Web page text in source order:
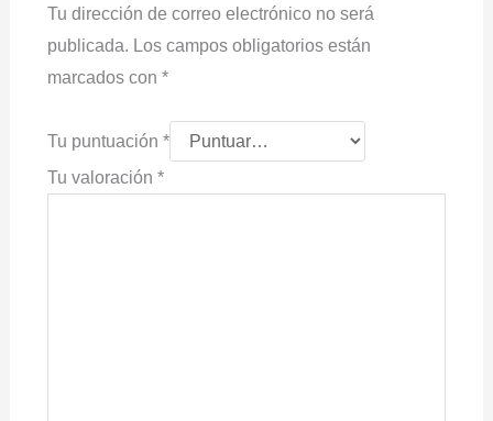
Tu dirección de correo electrónico no será
publicada. Los campos obligatorios están
marcados con *
Tu puntuación *
Tu valoración *